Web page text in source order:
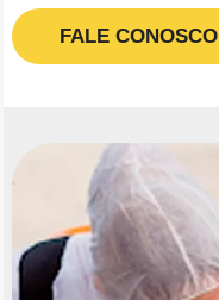
FALE CONOSCO